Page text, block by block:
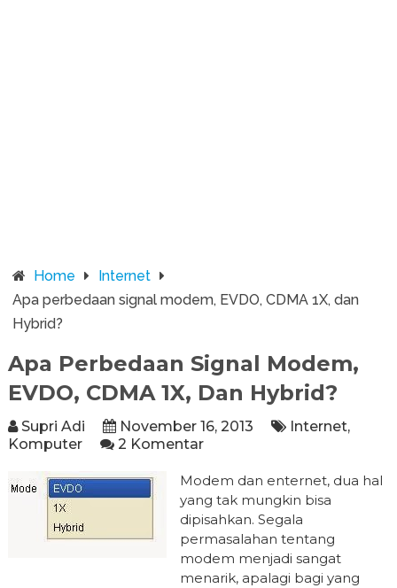
Home
Internet
Apa perbedaan signal modem, EVDO, CDMA 1X, dan
Hybrid?
Apa Perbedaan Signal Modem,
EVDO, CDMA 1X, Dan Hybrid?
Supri Adi November 16, 2013 Internet,
Komputer
2 Komentar
Modem dan enternet, dua hal
yang tak mungkin bisa
dipisahkan. Segala
permasalahan tentang
modem menjadi sangat
menarik, apalagi bagi yang